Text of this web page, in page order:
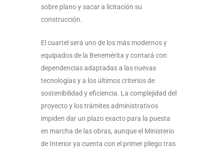
sobre plano y sacar a licitación su
construcción.
El cuartel será uno de los más modernos y
equipados de la Benemérita y contará con
dependencias adaptadas a las nuevas
tecnologías y a los últimos criterios de
sostenibilidad y eficiencia. La complejidad del
proyecto y los trámites administrativos
impiden dar un plazo exacto para la puesta
en marcha de las obras, aunque el Ministerio
de Interior ya cuenta con el primer pliego tras